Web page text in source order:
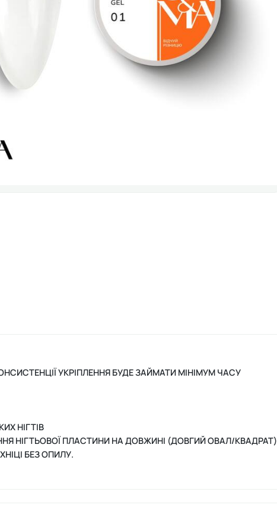
УКРІПЛЕННЯ БУДЕ ЗАЙМАТИ МІНІМУМ ЧАСУ
НІГТІВ
НІГТЬОВОЇ ПЛАСТИНИ НА ДОВЖИНІ (ДОВГИЙ ОВАЛ/КВАДРАТ)
БЕЗ ОПИЛУ.